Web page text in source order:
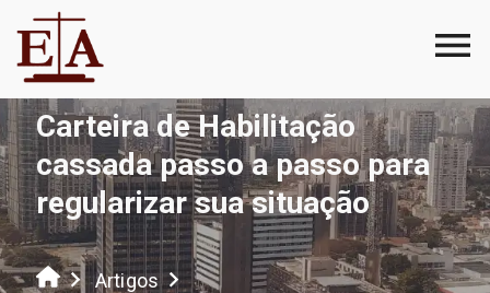
Carteira de Habilitação
cassada passo a passo para
regularizar sua situação
Artigos